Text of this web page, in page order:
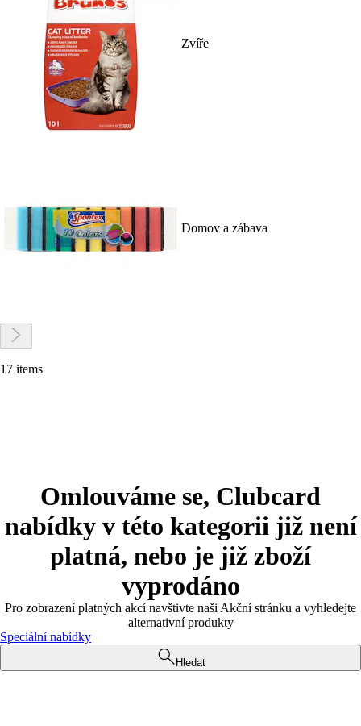
Zvíře
Domov a zábava
17 items
Omlouváme se, Clubcard
nabídky v této kategorii již není
platná, nebo je již zboží
vyprodáno
Pro zobrazení platných akcí navštivte naši Akční stránku a vyhledejte
alternativní produkty
Speciální nabídky
Hledat